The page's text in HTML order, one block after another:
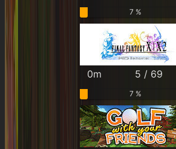
7 %
0m 5 / 69
7 %